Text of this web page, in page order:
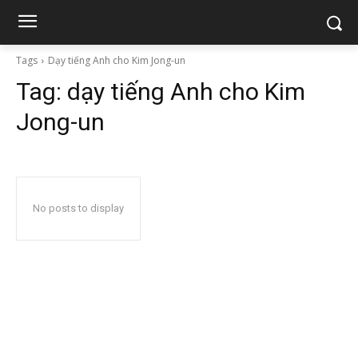
Tags Dạy tiếng Anh cho Kim Jong-un
Tag: dạy tiếng Anh cho Kim
Jong-un
No posts to display